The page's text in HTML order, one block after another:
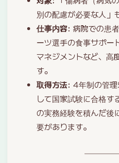
別の配慮が必要な人」
仕事内容: 病院での患
ーツ選手の食事サポー
マネジメントなど、高
す。
取得方法: 4年制の管
して国家試験に合格す
の実務経験を積んだ後
要があります。